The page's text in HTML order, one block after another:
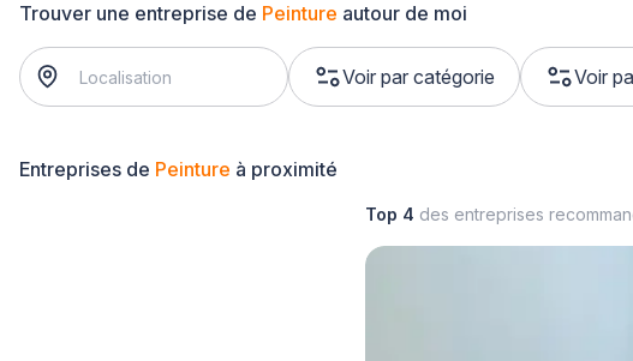
Trouver une entreprise de Peinture autour de moi
Voir par catégorie Voir
Entreprises de Peinture à proximité
Top 4 des entreprises